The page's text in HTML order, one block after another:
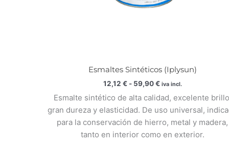
Esmaltes Sintéticos (Iplysun)
12,12 € - 59,90€ iva incl.
Esmalte sintético de alta calidad, excelente
gran dureza y elasticidad. De uso universal,
para la conservación de hierro, metal y madera,
tanto en interior como en exterior.